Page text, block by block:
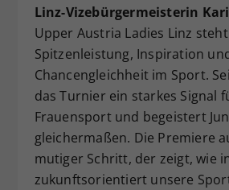
Linz-Vizebürgermeisterin
Upper Austria Ladies Linz
Spitzenleistung, Inspiration
Chancengleichheit im Sport.
das Turnier ein starkes Signal
Frauensport und begeistert
gleichermaßen. Die Premiere
mutiger Schritt, der zeigt, wie
zukunftsorientiert unsere